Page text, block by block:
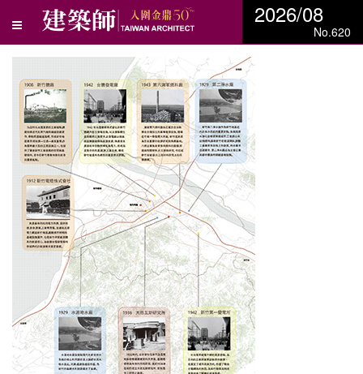
2026/08
No.620